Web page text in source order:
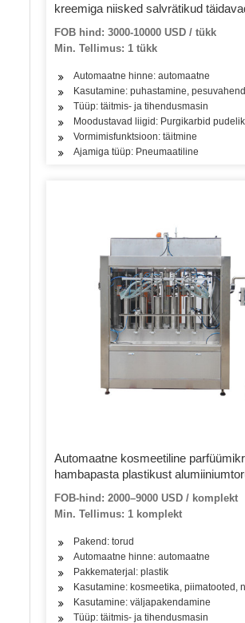
kreemiga niisked salvrätikud
FOB hind: 3000-10000 USD / tükk
Min. Tellimus: 1 tükk
Automaatne hinne: automaatne
Kasutamine: puhastamine,
Tüüp: täitmis- ja tihendusmasin
Moodustavad liigid: Purgikarbid
Vormimisfunktsioon: täitmine
Ajamiga tüüp: Pneumaatiline
Automaatne kosmeetiline
hambapasta plastikust
FOB-hind: 2000–9000 USD / komplekt
Min. Tellimus: 1 komplekt
Pakend: torud
Automaatne hinne: automaatne
Pakkematerjal: plastik
Kasutamine: kosmeetika,
Kasutamine: väljapakendamine
Tüüp: täitmis- ja tihendusmasin